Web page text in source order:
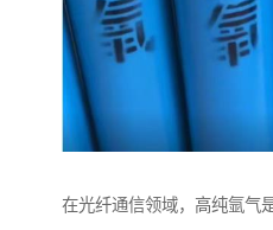
在光纤通信领域，高纯氩气